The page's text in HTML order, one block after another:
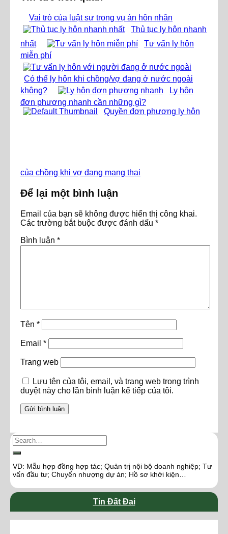
Vai trò của luật sư trong vụ án hôn nhân
Thủ tục ly hôn nhanh
nhất
Tư vấn ly hôn
miễn phí
Có thể ly hôn khi chồng/vợ đang ở nước ngoài
không?
Ly hôn
đơn phương nhanh cần những gì?
Quyền đơn phương ly hôn
của chồng khi vợ đang mang thai
Để lại một bình luận
Email của bạn sẽ không được hiển thị công khai.
Các trường bắt buộc được đánh dấu *
Bình luận *
Tên *
Email *
Trang web
Lưu tên của tôi, email, và trang web trong trình
duyệt này cho lần bình luận kế tiếp của tôi.
VD: Mẫu hợp đồng hợp tác; Quản trị nội bộ doanh nghiệp; Tư
vấn đầu tư; Chuyển nhượng dự án; Hồ sơ khởi kiện…
Tin Đất Đai